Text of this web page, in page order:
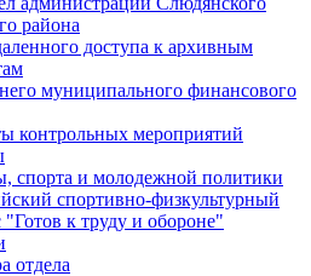
района
доступа к архивным
муниципального финансового
контрольных мероприятий
спорта и молодежной политики
спортивно-физкультурный
"Готов к труду и обороне"
отдела